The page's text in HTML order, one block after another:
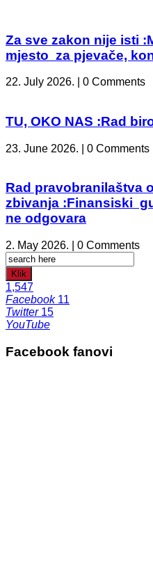
Za sve zakon nije isti
mjesto za pjevače,
22. July 2026. | 0 Comments
TU, OKO NAS :Rad
23. June 2026. | 0 Comments
Rad pravobranilaštva
zbivanja :Finansiski
ne odgovara
2. May 2026. | 0 Comments
Klik
1,547
Facebook 11
Twitter 15
YouTube
Facebook fanovi